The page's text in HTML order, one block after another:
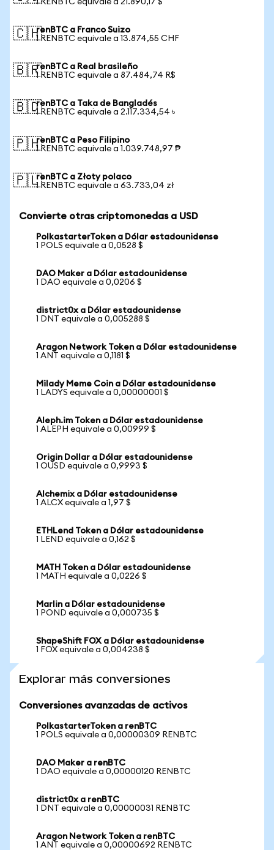
1 RENBTC equivale a 21.890,17 $
🇨🇭renBTC a Franco Suizo
1 RENBTC equivale a 13.874,55 CHF
🇧🇷renBTC a Real brasileño
1 RENBTC equivale a 87.484,74 R$
🇧🇩renBTC a Taka de Bangladés
1 RENBTC equivale a 2.117.334,54 ৳
🇵🇭renBTC a Peso Filipino
1 RENBTC equivale a 1.039.748,97 ₱
🇵🇱renBTC a Złoty polaco
1 RENBTC equivale a 63.733,04 zł
Convierte otras criptomonedas a USD
PolkastarterToken a Dólar estadounidense
1 POLS equivale a 0,0528 $
DAO Maker a Dólar estadounidense
1 DAO equivale a 0,0206 $
district0x a Dólar estadounidense
1 DNT equivale a 0,005288 $
Aragon Network Token a Dólar estadounidense
1 ANT equivale a 0,1181 $
Milady Meme Coin a Dólar estadounidense
1 LADYS equivale a 0,00000001 $
Aleph.im Token a Dólar estadounidense
1 ALEPH equivale a 0,00999 $
Origin Dollar a Dólar estadounidense
1 OUSD equivale a 0,9993 $
Alchemix a Dólar estadounidense
1 ALCX equivale a 1,97 $
ETHLend Token a Dólar estadounidense
1 LEND equivale a 0,162 $
MATH Token a Dólar estadounidense
1 MATH equivale a 0,0226 $
Marlin a Dólar estadounidense
1 POND equivale a 0,000735 $
ShapeShift FOX a Dólar estadounidense
1 FOX equivale a 0,004238 $
Explorar más conversiones
Conversiones avanzadas de activos
PolkastarterToken a renBTC
1 POLS equivale a 0,00000309 RENBTC
DAO Maker a renBTC
1 DAO equivale a 0,00000120 RENBTC
district0x a renBTC
1 DNT equivale a 0,00000031 RENBTC
Aragon Network Token a renBTC
1 ANT equivale a 0,00000692 RENBTC